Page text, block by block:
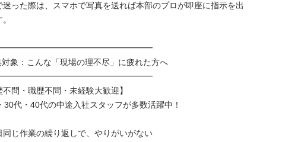
迷った際は、スマホで写真を送れば本部のプロが即座に指示を出
象：こんな「現場の理不尽」に疲れた方へ
不問・職歴不問・未経験大歓迎】
30代・40代の中途入社スタッフが多数活躍中！
同じ作業の繰り返しで、やりがいがない